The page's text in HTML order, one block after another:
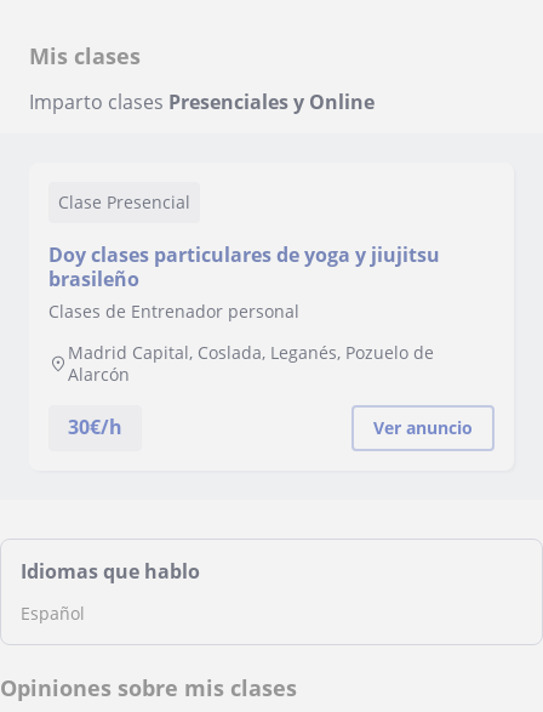
Mis clases
Imparto clases Presenciales y Online
Clase Presencial
Doy clases particulares de yoga y jiujitsu
brasileño
Clases de Entrenador personal
Madrid Capital, Coslada, Leganés, Pozuelo de
Alarcón
30€/h Ver anuncio
Idiomas que hablo
Español
Opiniones sobre mis clases